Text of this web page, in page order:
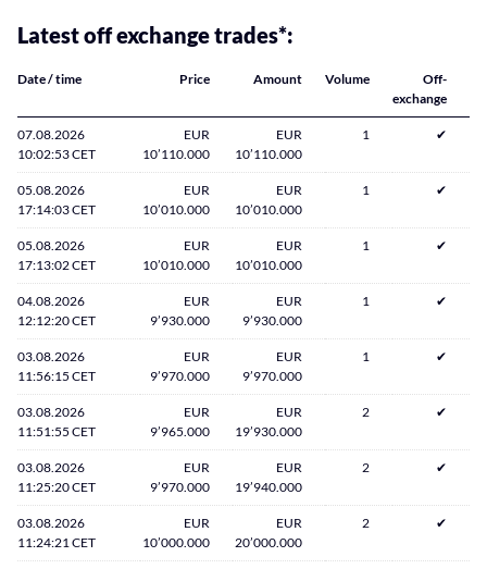
Latest off exchange trades*:
Date / time Price Amount Volume
Off-
exchange
07.08.2026
10:02:53 CET
EUR
10’110.000
EUR
10’110.000
1 ✔
05.08.2026
17:14:03 CET
EUR
10’010.000
EUR
10’010.000
1 ✔
05.08.2026
17:13:02 CET
EUR
10’010.000
EUR
10’010.000
1 ✔
04.08.2026
12:12:20 CET
EUR
9’930.000
EUR
9’930.000
1 ✔
03.08.2026
11:56:15 CET
EUR
9’970.000
EUR
9’970.000
1 ✔
03.08.2026
11:51:55 CET
EUR
9’965.000
EUR
19’930.000
2 ✔
03.08.2026
11:25:20 CET
EUR
9’970.000
EUR
19’940.000
2 ✔
03.08.2026
11:24:21 CET
EUR
10’000.000
EUR
20’000.000
2 ✔